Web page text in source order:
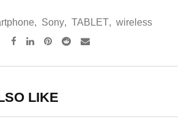
, Sony, TABLET, wireless
Pinterest
RedditShare
LIKE